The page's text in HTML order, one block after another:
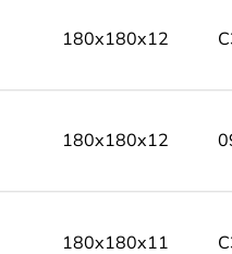
180x180x12
180x180x12
180x180x11